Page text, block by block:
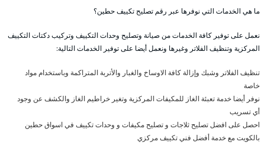
ما هي الخدمات التي نوفرها عبر رقم تصليح تكييف حطين؟
نعمل على توفير كافة الخدمات من صيانة وتصليح وحدات التكييف وتركيب دكتات التكييف
المركزية وتنظيف الفلاتر وغيرها ونعمل أيضا على توفير الخدمات التالية:
تنظيف الفلاتر وشبك وإزالة كافة الاوساخ والغبار والأتربة المتراكمة وباستخدام مواد
خاصة
نوفر أيضا خدمة تعبئة الغاز للمكيفات المركزية وتغير خراطيم الغاز والكشف عن وجود
أي تسريب
احصل على افضل تصليح ثلاجات و تصليح مكيفات و وحدات تكييف في اسواق حطين
بالكويت مع خدمة أفضل فني تكييف مركزي